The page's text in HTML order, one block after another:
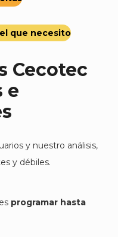
que necesito
Cecotec
e
y nuestro análisis,
y débiles.
programar hasta